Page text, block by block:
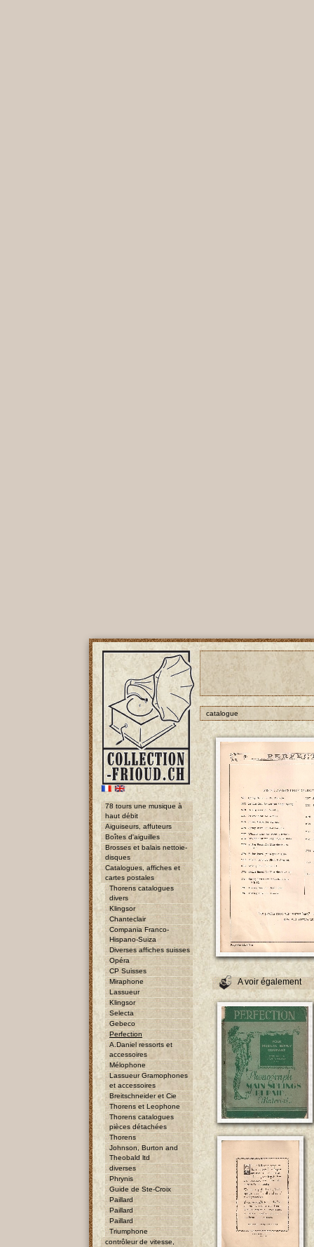
78 tours une musique à
haut débit
Aiguiseurs, affuteurs
Boîtes d'aiguilles
Brosses et balais nettoie-
disques
Catalogues, affiches et
cartes postales
Thorens catalogues
divers
Klingsor
Chanteclair
Compania Franco-
Hispano-Suiza
Diverses affiches suisses
Opéra
CP Suisses
Miraphone
Lassueur
Klingsor
Selecta
Gebeco
Perfection
A.Daniel ressorts et
accessoires
Mélophone
Lassueur Gramophones
et accessoires
Breitschneider et Cie
Thorens et Leophone
Thorens catalogues
pièces détachées
Thorens
Johnson, Burton and
Theobald ltd
diverses
Phrynis
Guide de Ste-Croix
Paillard
Paillard
Paillard
Triumphone
contrôleur de vitesse,
catalogue
A voir également